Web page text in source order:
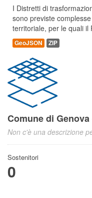
I Distretti di
sono previste
territoriale, per le quali il
GeoJSON ZIP
Comune di
Non c'è una descrizione
Sostenitori
0